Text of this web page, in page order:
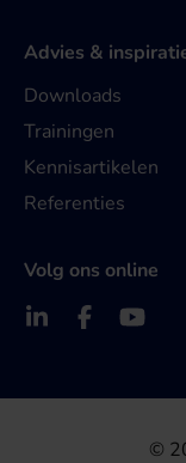
Advies &
Downloads
Trainingen
Kennisartikelen
Referenties
Volg ons online
©